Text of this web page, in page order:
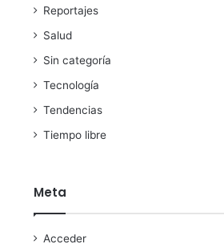
Reportajes
Salud
Sin categoría
Tecnología
Tendencias
Tiempo libre
Meta
Acceder